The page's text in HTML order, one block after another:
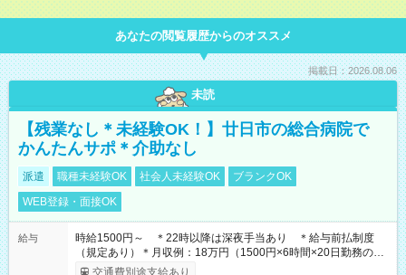
あなたの閲覧履歴からのオススメ
掲載日：2026.08.06
未読
【残業なし＊未経験OK！】廿日市の総合病院で
かんたんサポ＊介助なし
派遣 職種未経験OK 社会人未経験OK
ブランクOK
WEB登録・面接OK
給与
時給1500円～ ＊22時以降は深夜手当あり ＊給与前払制度
（規定あり）＊月収例：18万円（1500円×6時間×20日勤務の場
合）交通費別途支給あり